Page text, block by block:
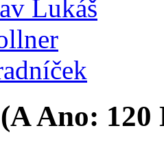
Lukáš
AAno: 120